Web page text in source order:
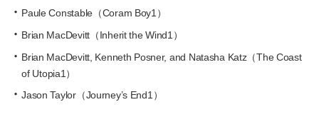
Paule Constable（Coram Boy1）
Brian MacDevitt（Inherit the Wind1）
Brian MacDevitt, Kenneth Posner, and Natasha Katz（The Coast
of Utopia1）
Jason Taylor（Journey’s End1）